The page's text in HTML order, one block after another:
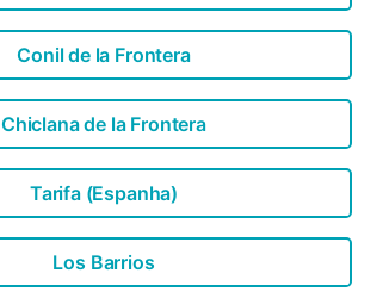
Conil de la Frontera
Chiclana de la Frontera
Tarifa (Espanha)
Los Barrios